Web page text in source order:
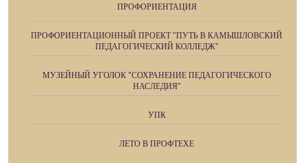
ПРОФОРИЕНТАЦИЯ
ПРОФОРИЕНТАЦИОННЫЙ ПРОЕКТ "ПУТЬ В КАМЫШЛОВСКИЙ
ПЕДАГОГИЧЕСКИЙ КОЛЛЕДЖ"
МУЗЕЙНЫЙ УГОЛОК "СОХРАНЕНИЕ ПЕДАГОГИЧЕСКОГО
НАСЛЕДИЯ"
УПК
ЛЕТО В ПРОФТЕХЕ